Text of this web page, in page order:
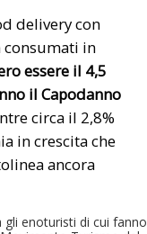
delivery con
in
essere il 4,5
il Capodanno
circa il 2,8%
in crescita che
ancora
gli enoturisti di cui fanno